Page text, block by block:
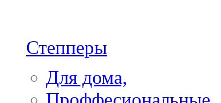
Степперы
Для дома,